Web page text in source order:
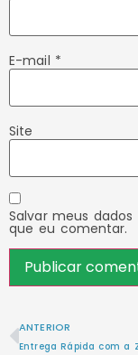
E-mail *
Site
Salvar meus
que eu comentar.
ANTERIOR